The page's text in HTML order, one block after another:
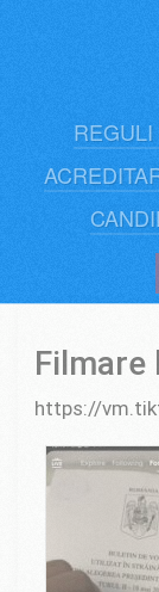
Filmare
https://